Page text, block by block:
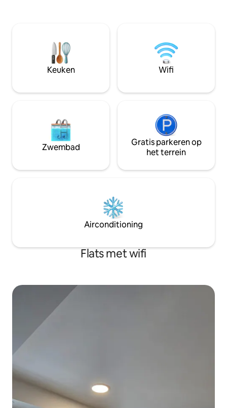
de tijd voorbij vliegt. We
GEWOON VAN
zeker van dat jij
Keuken Wifi
Zwembad
Gratis parkeren op
het terrein
Airconditioning
Flats met wifi